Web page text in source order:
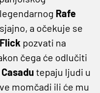
Rafe
a očekuje se
pozvati na
čega će odlučiti
Casadu tepaju ljudi u
momčadi ili će mu